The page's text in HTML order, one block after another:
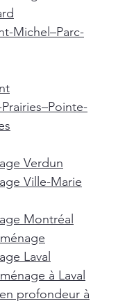
Michel–Parc-
Verdun
Ville-Marie
Montréal
Laval
à Laval
profondeur à